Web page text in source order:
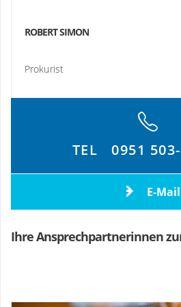
ROBERT SIMON
Prokurist
TEL 0951
E-Mail
Ihre Ansprechpartnerinnen